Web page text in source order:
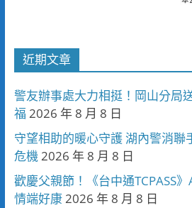
近期文章
警友辦事處大力相挺！岡山分局
福 2026 年 8 月 8 日
守望相助的暖心守護 湖內警消聯
危機2026 年 8 月 8 日
歡慶父親節！《台中通TCPASS
情端好康2026 年 8 月 8 日